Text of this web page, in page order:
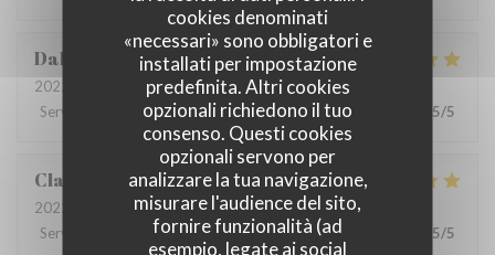
cookies denominati
«necessari» sono obbligatori e
installati per impostazione
predefinita. Altri cookies
opzionali richiedono il tuo
consenso. Questi cookies
opzionali servono per
analizzare la tua navigazione,
misurare l'audience del sito,
fornire funzionalità (ad
esempio, legate ai social
Dalesme
2022-06-21
- 19:00 - Ospiti 6
Servizio
Atmosfera: 5 /5 Cucina:5/5 Qualità / Prezzo 5/5
Clarisse
2022-06-21
- 19:00 - Ospiti 2
Servizio
Atmosfera :5 /5 Cucina: 5/5 Qualità / Prezzo 5/5